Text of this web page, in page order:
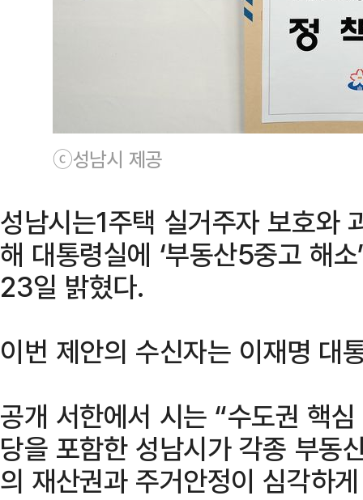
ⓒ성남시 제공
성남시는1주택 실거주자 보호와
해 대통령실에 ‘부동산5중고 해
23일 밝혔다.
이번 제안의 수신자는 이재명 대
공개 서한에서 시는 “수도권 핵
당을 포함한 성남시가 각종 부동
의 재산권과 주거안정이 심각하